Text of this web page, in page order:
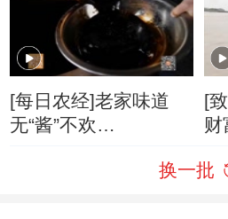
[每日农经]老家味道
无“酱”不欢
[
换一批